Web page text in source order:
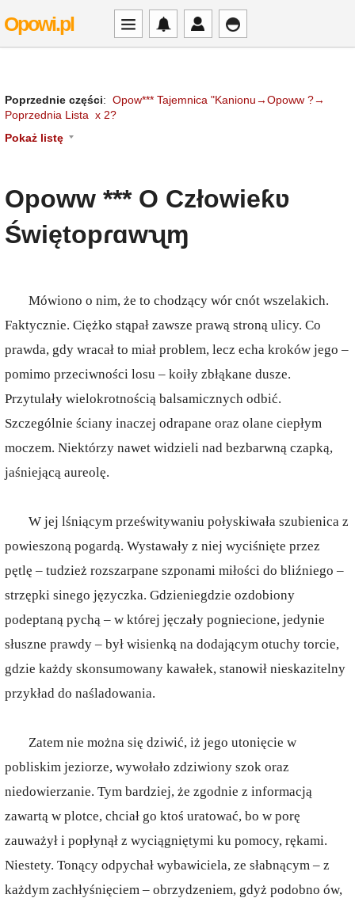
Opowi.pl
Poprzednie części: Opow*** Tajemnica "Kanionu→Opoww ?→
Poprzednia Lista x 2?
Pokaż listę
Opoww *** O Człowieƙʋ
Świętopɾɑwʯɱ
Mówiono o nim, że to chodzący wór cnót wszelakich.
Faktycznie. Ciężko stąpał zawsze prawą stroną ulicy. Co
prawda, gdy wracał to miał problem, lecz echa kroków jego –
pomimo przeciwności losu – koiły zbłąkane dusze.
Przytulały wielokrotnością balsamicznych odbić.
Szczególnie ściany inaczej odrapane oraz olane ciepłym
moczem. Niektórzy nawet widzieli nad bezbarwną czapką,
jaśniejącą aureolę.
W jej lśniącym prześwitywaniu połyskiwała szubienica z
powieszoną pogardą. Wystawały z niej wyciśnięte przez
pętlę – tudzież rozszarpane szponami miłości do bliźniego –
strzępki sinego języczka. Gdzieniegdzie ozdobiony
podeptaną pychą – w której jęczały pogniecione, jedynie
słuszne prawdy – był wisienką na dodającym otuchy torcie,
gdzie każdy skonsumowany kawałek, stanowił nieskazitelny
przykład do naśladowania.
Zatem nie można się dziwić, iż jego utonięcie w
pobliskim jeziorze, wywołało zdziwiony szok oraz
niedowierzanie. Tym bardziej, że zgodnie z informacją
zawartą w plotce, chciał go ktoś uratować, bo w porę
zauważył i popłynął z wyciągniętymi ku pomocy, rękami.
Niestety. Tonący odpychał wybawiciela, ze słabnącym – z
każdym zachłyśnięciem – obrzydzeniem, gdyż podobno ów,